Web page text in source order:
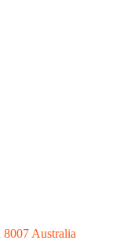
Australia